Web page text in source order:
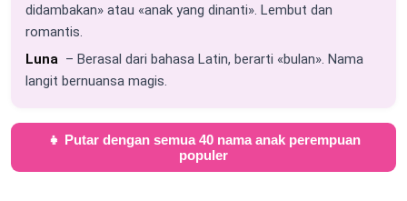
didambakan» atau «anak yang dinanti». Lembut dan
romantis.
Luna – Berasal dari bahasa Latin, berarti «bulan». Nama
langit bernuansa magis.
👧 Putar dengan semua 40 nama anak perempuan
populer